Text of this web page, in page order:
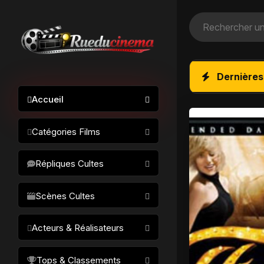
Accueil
Catégories Films
Science-fiction
Drame / Thriller
Comédie/humour
Horreur
Fantastique
Répliques Cultes
Scènes Cultes
Acteurs & Réalisateurs
Tops & Classements